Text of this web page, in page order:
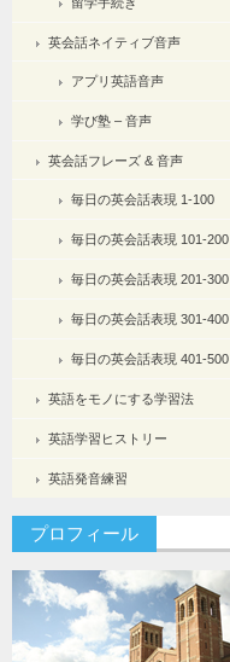
留学手続き
英会話ネイティブ音声
アプリ英語音声
学び塾 – 音声
英会話フレーズ & 音声
毎日の英会話表現 1-100
毎日の英会話表現 101-200
毎日の英会話表現 201-300
毎日の英会話表現 301-400
毎日の英会話表現 401-500
英語をモノにする学習法
英語学習ヒストリー
英語発音練習
プロフィール